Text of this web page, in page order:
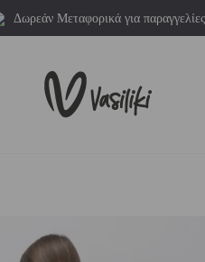
Δωρεάν Μεταφορικά για